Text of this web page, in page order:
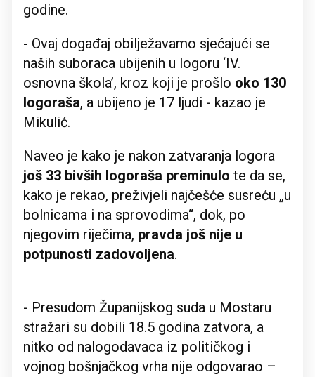
godine.
- Ovaj događaj obilježavamo sjećajući se
naših suboraca ubijenih u logoru ‘IV.
osnovna škola’, kroz koji je prošlo oko 130
logoraša, a ubijeno je 17 ljudi - kazao je
Mikulić.
Naveo je kako je nakon zatvaranja logora
još 33 bivših logoraša preminulo te da se,
kako je rekao, preživjeli najčešće susreću „u
bolnicama i na sprovodima“, dok, po
njegovim riječima, pravda još nije u
potpunosti zadovoljena.
- Presudom Županijskog suda u Mostaru
stražari su dobili 18.5 godina zatvora, a
nitko od nalogodavaca iz političkog i
vojnog bošnjačkog vrha nije odgovarao –